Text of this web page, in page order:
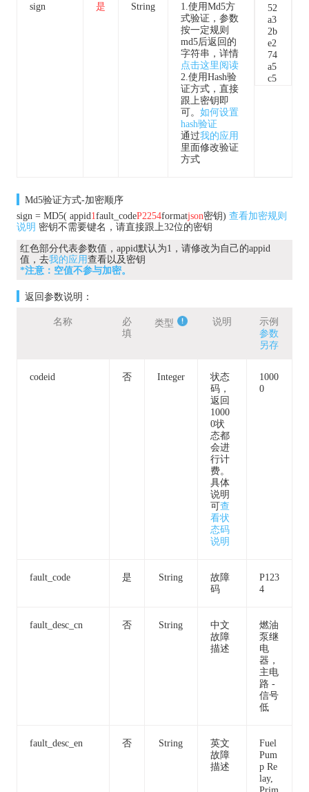
sign 是 String
1.使用Md5方
式验证，参数
按一定规则
md5后返回的
字符串，详情
点击这里阅读
2.使用Hash验
证方式，直接
跟上密钥即
可。 如何设置
hash验证
通过我的应用
里面修改验证
方式
52
a3
2b
e2
74
a5
c5
Md5验证方式-加密顺序
sign = MD5( appid 1 fault_codeP2254formatjson密钥) 查看加密规则
说明 密钥不需要键名，请直接跟上32位的密钥
红色部分代表参数值，appid默认为1，请修改为自己的appid
值，去我的应用查看以及密钥
*注意：空值不参与加密。
返回参数说明：
名称
必
填
类型 说明
示例
参数
另存
codeid 否 Integer
状态
码，
返回
1000
0状
态都
会进
行计
费。
具体
说明
可查
看状
态码
说明
1000
0
fault_code 是 String
故障
码
P123
4
fault_desc_cn 否 String
中文
故障
描述
燃油
泵继
电
器，
主电
路 -
信号
低
fault_desc_en 否 String
英文
故障
描述
Fuel
Pum
p Re
lay,